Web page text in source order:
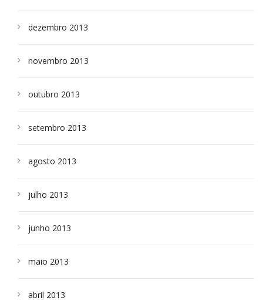
dezembro 2013
novembro 2013
outubro 2013
setembro 2013
agosto 2013
julho 2013
junho 2013
maio 2013
abril 2013